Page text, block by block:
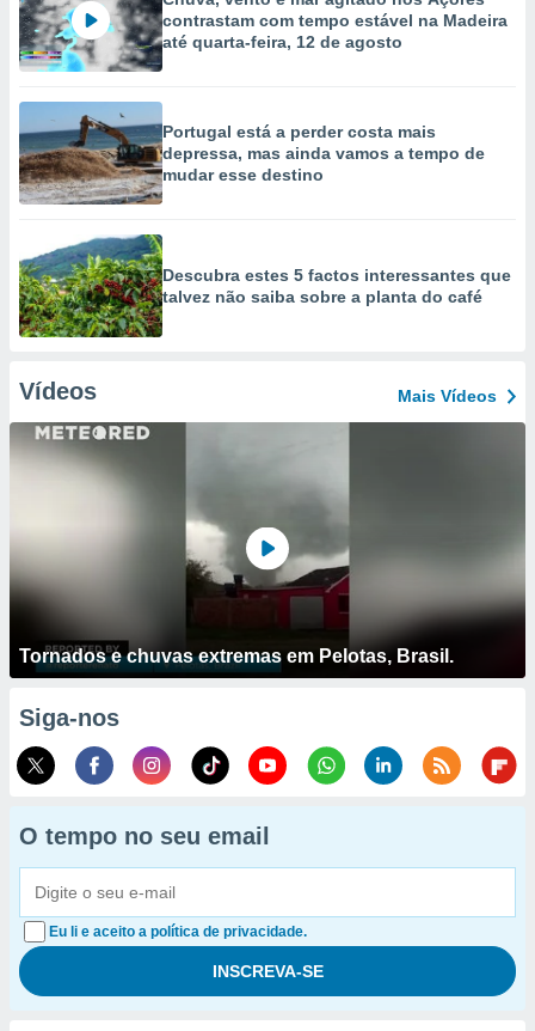
contrastam com tempo estável na Madeira
até quarta-feira, 12 de agosto
Portugal está a perder costa mais
depressa, mas ainda vamos a tempo de
mudar esse destino
Descubra estes 5 factos interessantes que
talvez não saiba sobre a planta do café
Vídeos Mais Vídeos
Tornados e chuvas extremas em Pelotas, Brasil.
Siga-nos
O tempo no seu email
Eu li e aceito a política de privacidade.